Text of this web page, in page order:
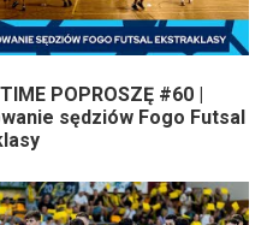
POPROSZĘ #60 |
sędziów Fogo Futsal